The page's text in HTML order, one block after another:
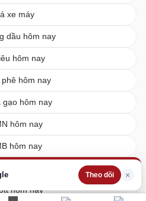
Theo dõi ×
xe máy
dầu hôm nay
hôm nay
hôm nay
gạo hôm nay
hôm nay
hôm nay
hôm nay